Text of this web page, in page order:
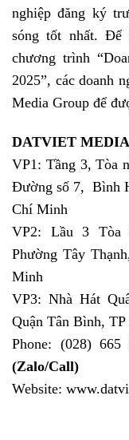
nghiệp đăng ký
sóng tốt nhất.
chương trình
2025”, các doanh
Media Group để
DATVIET
VP1: Tầng 3, Tòa
Đường số 7, Bình
Chí Minh
VP2: Lầu 3 Tòa
Phường Tây
Minh
VP3: Nhà Hát
Quận Tân Bình,
Phone: (028)
(Zalo/Call)
Website: